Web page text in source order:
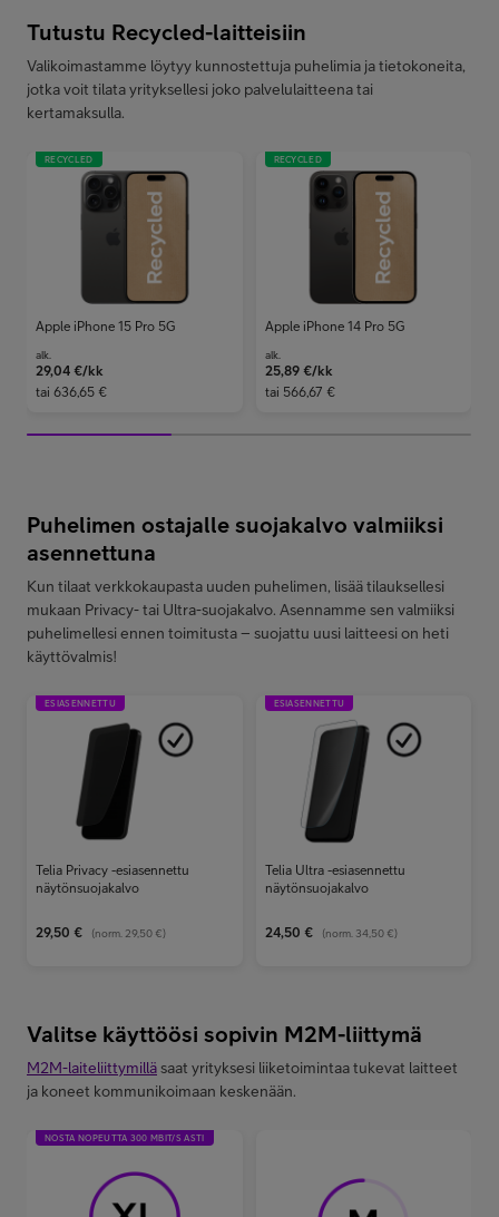
Tutustu Recycled-laitteisiin
Valikoimastamme löytyy kunnostettuja puhelimia ja tietokoneita,
jotka voit tilata yrityksellesi joko palvelulaitteena tai
kertamaksulla.
RECYCLED
Apple iPhone 15 Pro 5G
alk.
29,04 €/kk
tai 636,65 €
RECYCLED
Apple iPhone 14 Pro 5G
alk.
25,89 €/kk
tai 566,67 €
Puhelimen ostajalle suojakalvo valmiiksi
asennettuna
Kun tilaat verkkokaupasta uuden puhelimen, lisää tilauksellesi
mukaan Privacy- tai Ultra-suojakalvo. Asennamme sen valmiiksi
puhelimellesi ennen toimitusta – suojattu uusi laitteesi on heti
käyttövalmis!
ESIASENNETTU
Telia Privacy -esiasennettu
näytönsuojakalvo
29,50 € (norm. 29,50 €)
ESIASENNETTU
Telia Ultra -esiasennettu
näytönsuojakalvo
24,50 € (norm. 34,50 €)
Valitse käyttöösi sopivin M2M-liittymä
M2M-laiteliittymilläsaat yrityksesi liiketoimintaa tukevat laitteet
ja koneet kommunikoimaan keskenään.
NOSTA NOPEUTTA 300 MBIT/S ASTI